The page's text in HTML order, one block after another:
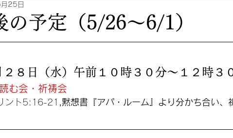
の予定（5/26〜6/1）
25日
２８日（水）午前１０時３０分〜１２時３
む会・祈祷会
ント5:16-21 ,黙想書『アパ・ルーム』より分かち合い、